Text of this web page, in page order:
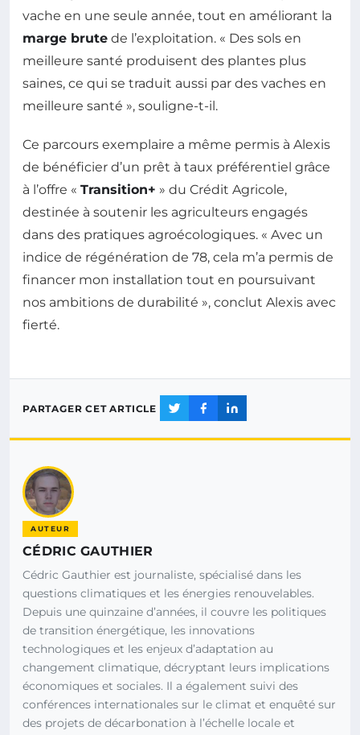
vache en une seule année, tout en améliorant la
marge brute de l’exploitation. « Des sols en
meilleure santé produisent des plantes plus
saines, ce qui se traduit aussi par des vaches en
meilleure santé », souligne-t-il.
Ce parcours exemplaire a même permis à Alexis
de bénéficier d’un prêt à taux préférentiel grâce
à l’offre « Transition+ » du Crédit Agricole,
destinée à soutenir les agriculteurs engagés
dans des pratiques agroécologiques. « Avec un
indice de régénération de 78, cela m’a permis de
financer mon installation tout en poursuivant
nos ambitions de durabilité », conclut Alexis avec
fierté.
PARTAGER CET ARTICLE
AUTEUR
CÉDRIC GAUTHIER
Cédric Gauthier est journaliste, spécialisé dans les
questions climatiques et les énergies renouvelables.
Depuis une quinzaine d’années, il couvre les politiques
de transition énergétique, les innovations
technologiques et les enjeux d’adaptation au
changement climatique, décryptant leurs implications
économiques et sociales. Il a également suivi des
conférences internationales sur le climat et enquêté sur
des projets de décarbonation à l’échelle locale et